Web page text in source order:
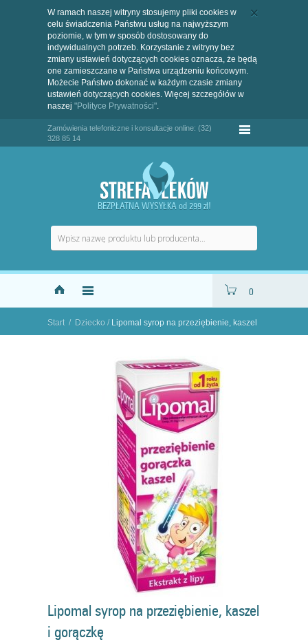
W ramach naszej witryny stosujemy pliki cookies w
celu świadczenia Państwu usług na najwyższym
poziomie, w tym w sposób dostosowany do
indywidualnych potrzeb. Korzystanie z witryny bez
zmiany ustawień dotyczących cookies oznacza, że będą
one zamieszczane w Państwa urządzeniu końcowym.
Możecie Państwo dokonać w każdym czasie zmiany
ustawień dotyczących cookies. Więcej szczegółów w
naszej "Polityce Prywatności".
Zamówienia telefoniczne i konsultacje online: (32)
328 85 14
BEZPŁATNA WYSYŁKA od 299 zł!
0
Start / Dziecko / Lipomal syrop na przeziębienie, kaszel
Lipomal syrop na przeziębienie, kaszel
i gorączkę